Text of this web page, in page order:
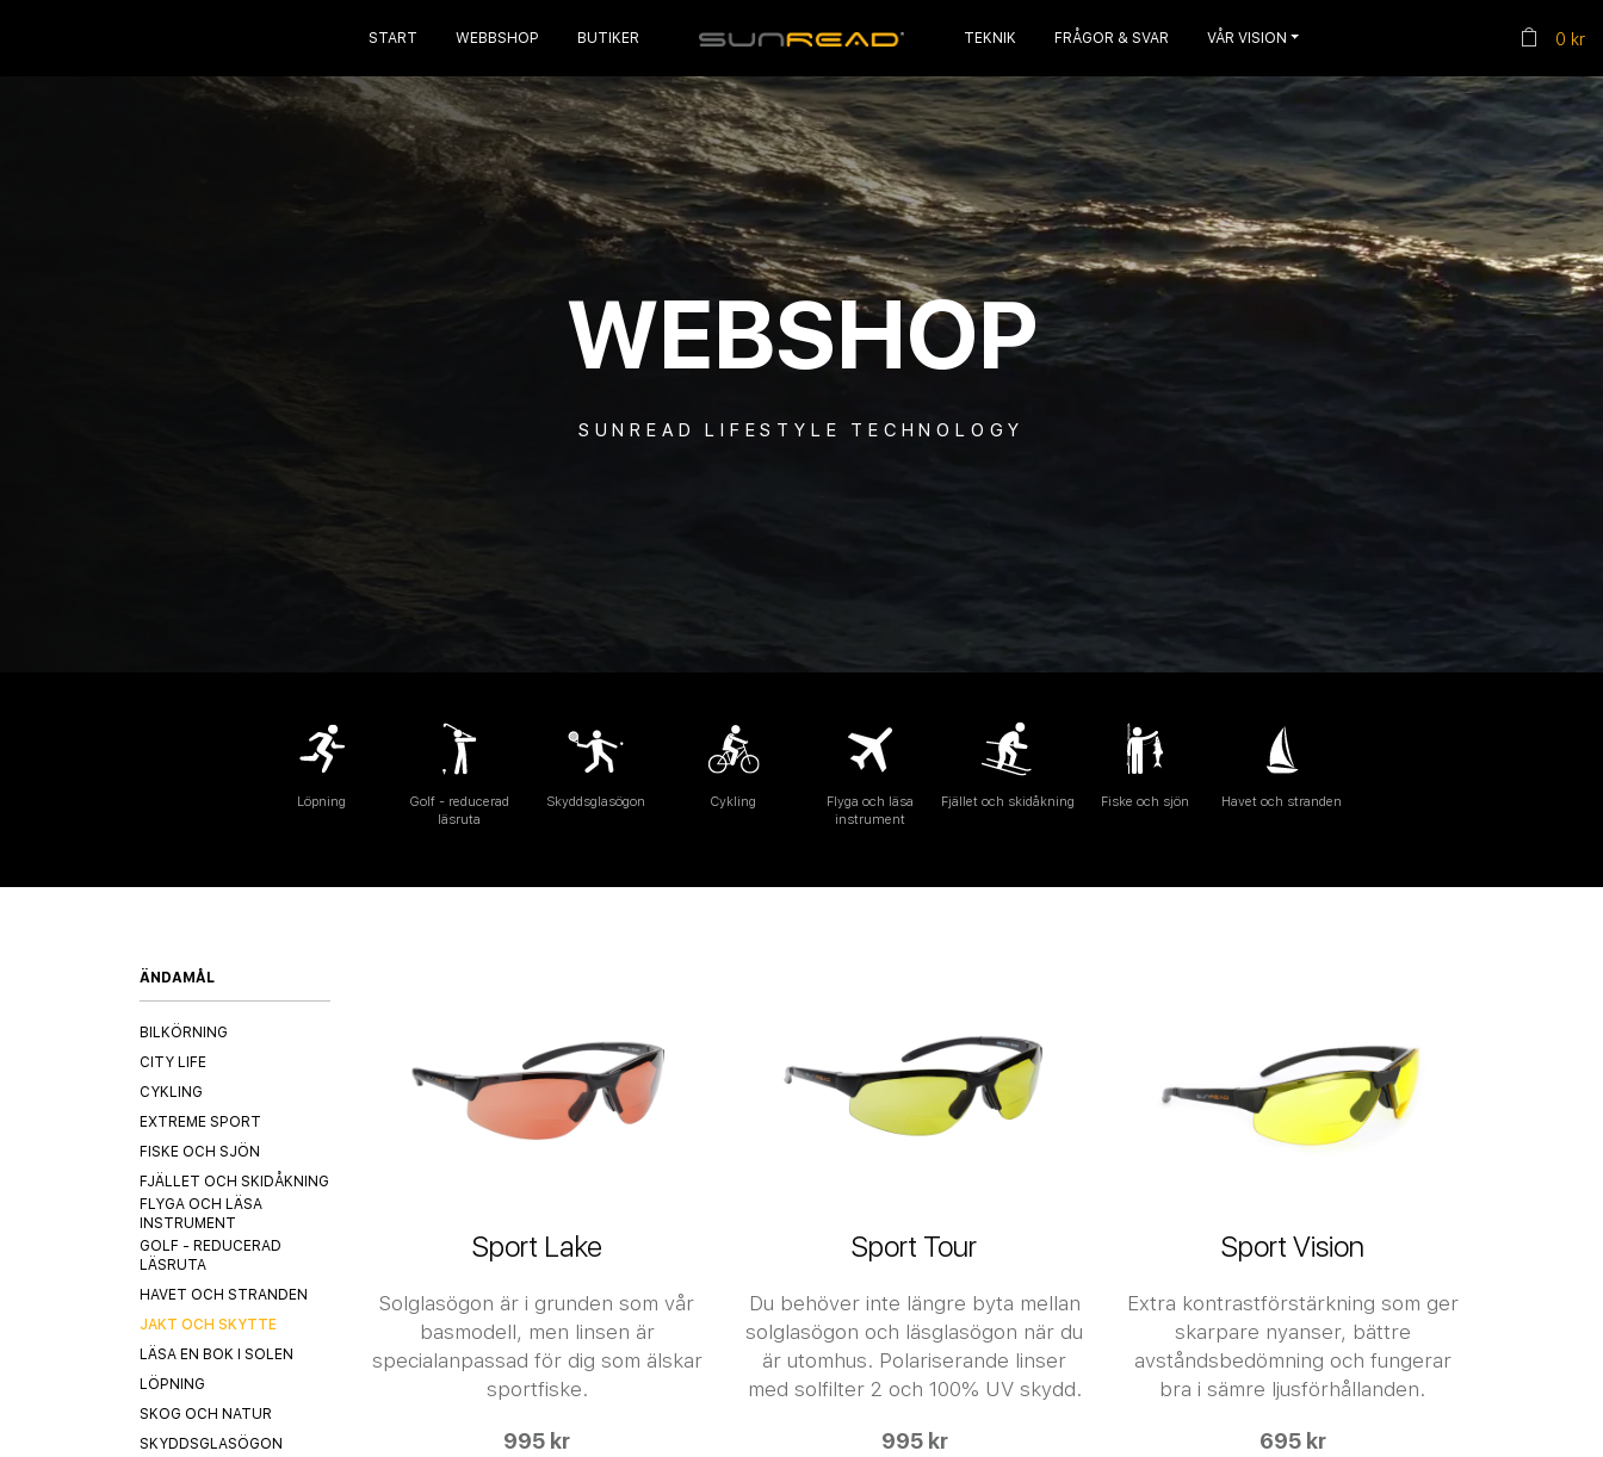
0 kr
START WEBBSHOP BUTIKER TEKNIK FRÅGOR & SVAR VÅR VISION
WEBSHOP
SUNREAD LIFESTYLE TECHNOLOGY
Löpning
Golf - reducerad
läsruta
Skyddsglasögon Cykling
Flyga och läsa
instrument
Fjället och skidåkning Fiske och sjön Havet och stranden
ÄNDAMÅL
BILKÖRNING
CITY LIFE
CYKLING
EXTREME SPORT
FISKE OCH SJÖN
FJÄLLET OCH SKIDÅKNING
FLYGA OCH LÄSA
INSTRUMENT
GOLF - REDUCERAD
LÄSRUTA
HAVET OCH STRANDEN
JAKT OCH SKYTTE
LÄSA EN BOK I SOLEN
LÖPNING
SKOG OCH NATUR
SKYDDSGLASÖGON
Sport Lake
Solglasögon är i grunden som vår
basmodell, men linsen är
specialanpassad för dig som älskar
sportfiske.
995 kr
Sport Tour
Du behöver inte längre byta mellan
solglasögon och läsglasögon när du
är utomhus. Polariserande linser
med solfilter 2 och 100% UV skydd.
995 kr
Sport Vision
Extra kontrastförstärkning som ger
skarpare nyanser, bättre
avståndsbedömning och fungerar
bra i sämre ljusförhållanden.
695 kr